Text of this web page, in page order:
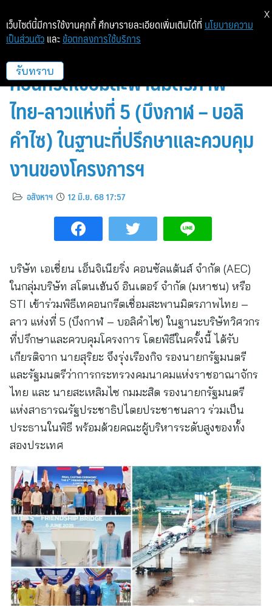
เอเชี่ยน เอ็นจิเนียริ่งฯ เข้าร่วมพิธีเท
คอนกรีตเชื่อมสะพานมิตรภาพ
ไทย-ลาวแห่งที่ 5 (บึงกาฬ – บอลิ
คำไซ) ในฐานะที่ปรึกษาและควบคุม
งานของโครงการฯ
อสังหาฯ 12 มิ.ย. 68 17:57
บริษัท เอเชี่ยน เอ็นจิเนียริ่ง คอนซัลแต้นส์ จำกัด (AEC)
ในกลุ่มบริษัท สโตนเฮ้นจ์ อินเตอร์ จำกัด (มหาชน) หรือ
STI เข้าร่วมพิธีเทคอนกรีตเชื่อมสะพานมิตรภาพไทย –
ลาว แห่งที่ 5 (บึงกาฬ – บอลิคำไซ) ในฐานะบริษัทวิศวกร
ที่ปรึกษาและควบคุมโครงการ โดยพิธีในครั้งนี้ ได้รับ
เกียรติจาก นายสุริยะ จึงรุ่งเรืองกิจ รองนายกรัฐมนตรี
และรัฐมนตรีว่าการกระทรวงคมนาคมแห่งราชอาณาจักร
ไทย และ นายสะเหลิมไซ กมมะสิด รองนายกรัฐมนตรี
แห่งสาธารณรัฐประชาธิปไตยประชาชนลาว ร่วมเป็น
ประธานในพิธี พร้อมด้วยคณะผู้บริหารระดับสูงของทั้ง
สองประเทศ
เว็บไซต์นี้มีการใช้งานคุกกี้ ศึกษารายละเอียดเพิ่มเติมได้ที่ นโยบายความ
เป็นส่วนตัว และ ข้อตกลงการใช้บริการ
รับทราบ
X